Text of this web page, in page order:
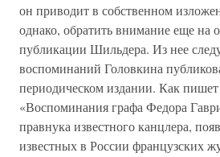
он приводит в собственном
однако, обратить внимание еще на
публикации Шильдера. Из нее
воспоминаний Головкина
периодическом издании. Как
«Воспоминания графа Федора
правнука известного канцлера,
известных в России французских